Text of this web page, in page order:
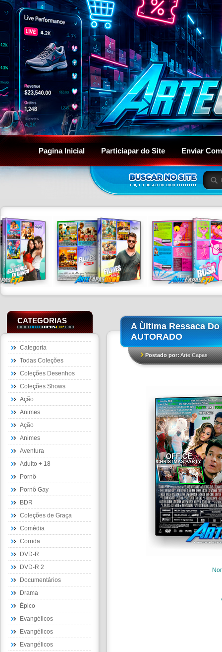
Pagina Inicial Particiapar do Site Enviar
CATEGORIAS
Categoria
Todas Coleções
Coleções Desenhos
Coleções Shows
Ação
Animes
Ação
Animes
Aventura
Adulto + 18
Pornô
Pornô Gay
BDR
Coleções de Graça
Comédia
Corrida
DVD-R
DVD-R 2
Documentários
Drama
Épico
Evangélicos
Evangélicos
Evangélicos
A Ùltima Ressaca Do
AUTORADO
Postado por:Arte Capas